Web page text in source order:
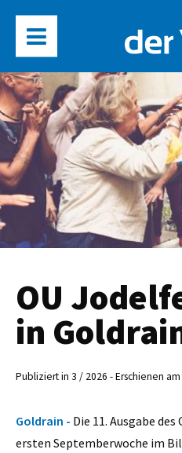
OU
in
Publiziert in 3 / 2026 - Erschienen
Goldrain - Die 11. Ausgabe
ersten Septemberwoche im